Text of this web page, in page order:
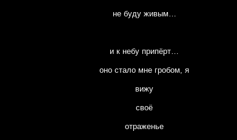
не буду живым…
и к небу припёрт…
оно стало мне гробом, я
вижу
своё
отраженье